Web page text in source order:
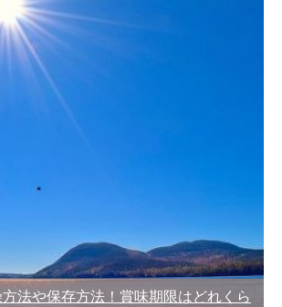
法や保存方法！賞味期限はどれくら